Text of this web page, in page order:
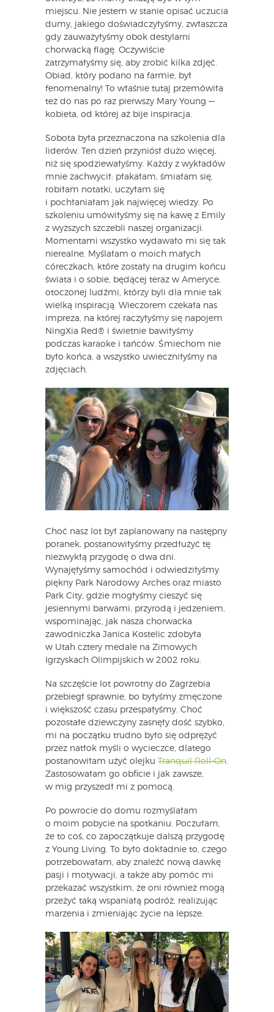
miejscu. Nie jestem w stanie opisać uczucia
dumy, jakiego doświadczyłyśmy, zwłaszcza
gdy zauważyłyśmy obok destylarni
chorwacką flagę. Oczywiście
zatrzymałyśmy się, aby zrobić kilka zdjęć.
Obiad, który podano na farmie, był
fenomenalny! To właśnie tutaj przemówiła
też do nas po raz pierwszy Mary Young —
kobieta, od której aż bije inspiracja.
Sobota była przeznaczona na szkolenia dla
liderów. Ten dzień przyniósł dużo więcej,
niż się spodziewałyśmy. Każdy z wykładów
mnie zachwycił: płakałam, śmiałam się,
robiłam notatki, uczyłam się
i pochłaniałam jak najwięcej wiedzy. Po
szkoleniu umówiłyśmy się na kawę z Emily
z wyższych szczebli naszej organizacji.
Momentami wszystko wydawało mi się tak
nierealne. Myślałam o moich małych
córeczkach, które zostały na drugim końcu
świata i o sobie, będącej teraz w Ameryce,
otoczonej ludźmi, którzy byli dla mnie tak
wielką inspiracją. Wieczorem czekała nas
impreza, na której raczyłyśmy się napojem
NingXia Red® i świetnie bawiłyśmy
podczas karaoke i tańców. Śmiechom nie
było końca, a wszystko uwieczniłyśmy na
zdjęciach.
Choć nasz lot był zaplanowany na następny
poranek, postanowiłyśmy przedłużyć tę
niezwykłą przygodę o dwa dni.
Wynajęłyśmy samochód i odwiedziłyśmy
piękny Park Narodowy Arches oraz miasto
Park City, gdzie mogłyśmy cieszyć się
jesiennymi barwami, przyrodą i jedzeniem,
wspominając, jak nasza chorwacka
zawodniczka Janica Kostelic zdobyła
w Utah cztery medale na Zimowych
Igrzyskach Olimpijskich w 2002 roku.
Na szczęście lot powrotny do Zagrzebia
przebiegł sprawnie, bo byłyśmy zmęczone
i większość czasu przespałyśmy. Choć
pozostałe dziewczyny zasnęły dość szybko,
mi na początku trudno było się odprężyć
przez natłok myśli o wycieczce, dlatego
postanowiłam użyć olejku Tranquil Roll-On.
Zastosowałam go obficie i jak zawsze,
w mig przyszedł mi z pomocą.
Po powrocie do domu rozmyślałam
o moim pobycie na spotkaniu. Poczułam,
że to coś, co zapoczątkuje dalszą przygodę
z Young Living. To było dokładnie to, czego
potrzebowałam, aby znaleźć nową dawkę
pasji i motywacji, a także aby pomóc mi
przekazać wszystkim, że oni również mogą
przeżyć taką wspaniałą podróż, realizując
marzenia i zmieniając życie na lepsze.